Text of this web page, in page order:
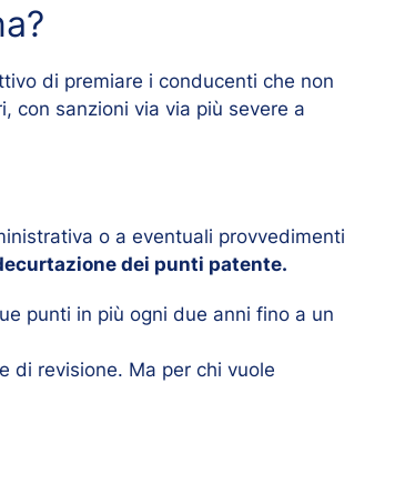
di premiare i conducenti che non
con sanzioni via via più severe a
o a eventuali provvedimenti
dei punti patente.
punti in più ogni due anni fino a un
di revisione. Ma per chi vuole